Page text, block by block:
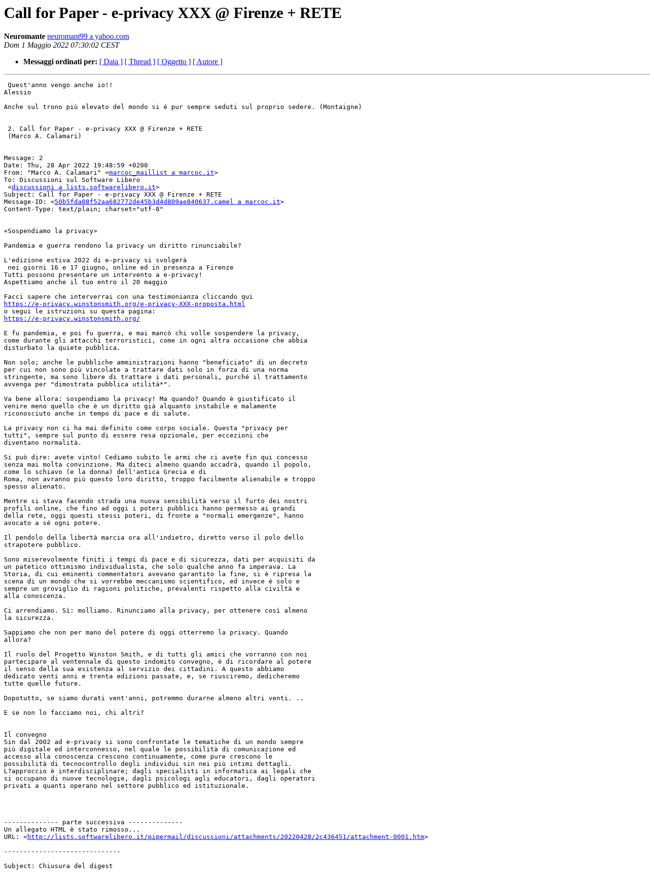
Call for Paper - e-privacy XXX @ Firenze + RETE
Neuromante neuromant99 a yahoo.com
Dom 1 Maggio 2022 07:30:02 CEST
Messaggi ordinati per: [ Data ] [ Thread ] [ Oggetto ] [ Autore ]
Alessio
Anche sul trono più elevato del mondo si é pur sempre seduti sul proprio sedere. (Montaigne)
Message: 2
Date: Thu, 28 Apr 2022 19:48:59 +0200
From: "Marco A. Calamari" <marcoc_maillist a marcoc.it>
To: Discussioni sul Software Libero
<discussioni a lists.softwarelibero.it>
Subject: Call for Paper - e-privacy XXX @ Firenze + RETE
Message-ID: <50b5fda88f52aa682772de45b3d4d809ae840637.camel a marcoc.it>
Content-Type: text/plain; charset="utf-8"
«Sospendiamo la privacy»
Pandemia e guerra rendono la privacy un diritto rinunciabile?
L'edizione estiva 2022 di e-privacy si svolgerà
Tutti possono presentare un intervento a e-privacy!
Aspettiamo anche il tuo entro il 20 maggio
https://e-privacy.winstonsmith.org/e-privacy-XXX-proposta.html
https://e-privacy.winstonsmith.org/
E fu pandemia, e poi fu guerra, e mai mancò chi volle sospendere la privacy,
come durante gli attacchi terroristici, come in ogni altra occasione che abbia
disturbato la quiete pubblica.
Non solo; anche le pubbliche amministrazioni hanno "beneficiato" di un decreto
per cui non sono più vincolate a trattare dati solo in forza di una norma
stringente, ma sono libere di trattare i dati personali, purché il trattamento
avvenga per "dimostrata pubblica utilità*".
Va bene allora: sospendiamo la privacy! Ma quando? Quando è giustificato il
venire meno quello che è un diritto già alquanto instabile e malamente
riconosciuto anche in tempo di pace e di salute.
La privacy non ci ha mai definito come corpo sociale. Questa "privacy per
tutti", sempre sul punto di essere resa opzionale, per eccezioni che
diventano normalità.
Si può dire: avete vinto! Cediamo subito le armi che ci avete fin qui concesso
senza mai molta convinzione. Ma diteci almeno quando accadrà, quando il popolo,
come lo schiavo (e la donna) dell'antica Grecia e di
Roma, non avranno più questo loro diritto, troppo facilmente alienabile e troppo
spesso alienato.
Mentre si stava facendo strada una nuova sensibilità verso il furto dei nostri
profili online, che fino ad oggi i poteri pubblici hanno permesso ai grandi
della rete, oggi questi stessi poteri, di fronte a "normali emergenze", hanno
avocato a sé ogni potere.
Il pendolo della libertà marcia ora all'indietro, diretto verso il polo dello
strapotere pubblico.
Sono miserevolmente finiti i tempi di pace e di sicurezza, dati per acquisiti da
un patetico ottimismo individualista, che solo qualche anno fa imperava. La
Storia, di cui eminenti commentatori avevano garantito la fine, si è ripresa la
scena di un mondo che si vorrebbe meccanismo scientifico, ed invece è solo e
sempre un groviglio di ragioni politiche, prevalenti rispetto alla civiltà e
alla conoscenza.
Ci arrendiamo. Sì: molliamo. Rinunciamo alla privacy, per ottenere così almeno
la sicurezza.
Sappiamo che non per mano del potere di oggi otterremo la privacy. Quando
allora?
Il ruolo del Progetto Winston Smith, e di tutti gli amici che vorranno con noi
partecipare al ventennale di questo indomito convegno, è di ricordare al potere
il senso della sua esistenza al servizio dei cittadini. A questo abbiamo
dedicato venti anni e trenta edizioni passate, e, se riusciremo, dedicheremo
tutte quelle future.
Dopotutto, se siamo durati vent'anni, potremmo durarne almeno altri venti. ..
E se non lo facciamo noi, chi altri?
Il convegno
Sin dal 2002 ad e-privacy si sono confrontate le tematiche di un mondo sempre
più digitale ed interconnesso, nel quale le possibilità di comunicazione ed
accesso alla conoscenza crescono continuamente, come pure crescono le
possibilità di tecnocontrollo degli individui sin nei più intimi dettagli.
L?approccio è interdisciplinare; dagli specialisti in informatica ai legali che
si occupano di nuove tecnologie, dagli psicologi agli educatori, dagli operatori
privati a quanti operano nel settore pubblico ed istituzionale.
-------------- parte successiva --------------
Un allegato HTML è stato rimosso...
URL: <http://lists.softwarelibero.it/pipermail/discussioni/attachments/20220428/2c436451/attachment-0001.htm>
------------------------------
Subject: Chiusura del digest